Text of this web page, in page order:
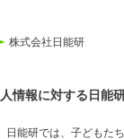
株式会社日能研
情報に対する日能
日能研では、子どもた